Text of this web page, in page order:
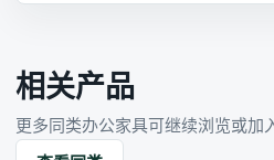
相关产品
更多同类办公家具可继续浏览或加